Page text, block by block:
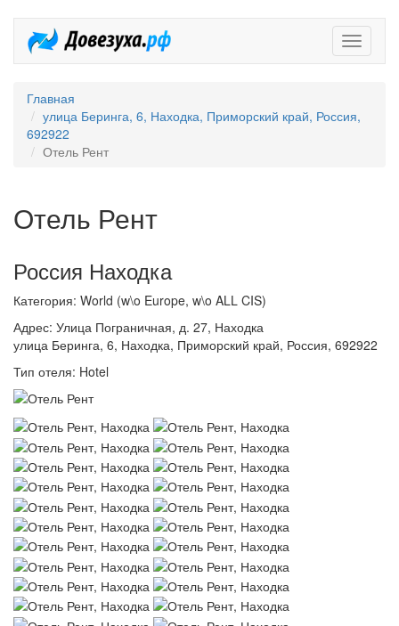
Главная
улица Беринга, 6, Находка, Приморский край, Россия,
692922
Отель Рент
Отель Рент
Россия Находка
Категория: World (w\o Europe, w\o ALL CIS)
Адрес: Улица Пограничная, д. 27, Находка
улица Беринга, 6, Находка, Приморский край, Россия, 692922
Тип отеля: Hotel